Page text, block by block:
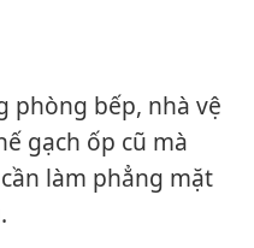
phòng bếp, nhà vệ
gạch ốp cũ mà
làm phẳng mặt